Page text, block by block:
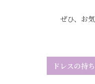
ぜひ、お
ドレスの持